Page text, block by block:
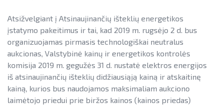
Rekomendacijos saulės elektrinėms
įrengti ant stogo
Procedūros ir leidimai
Leidiniai
Teisinė aplinka
EVE skatinimo ir viešinimo darbai
EVE vertinimo įrankiai
Viešuosius interesus atitinkančių
paslaugų diferencijavimas
Teisinė aplinka
Atsižvelgiant į Atsinaujinančių išteklių energetikos
įstatymo pakeitimus ir tai, kad 2019 m. rugsėjo 2 d. bus
organizuojamas pirmasis technologiškai neutralus
aukcionas, Valstybinė kainų ir energetikos kontrolės
komisija 2019 m. gegužės 31 d. nustatė elektros energijos
iš atsinaujinančių išteklių didžiausiąją kainą ir atskaitinę
kainą, kurios bus naudojamos maksimaliam aukciono
laimėtojo priedui prie biržos kainos (kainos priedas)